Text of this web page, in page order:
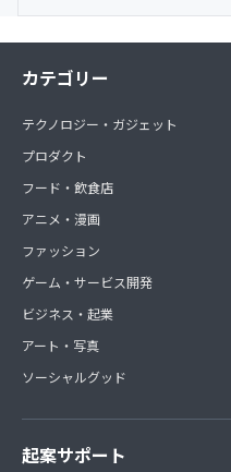
カテゴリー
テクノロジー・ガジェット
プロダクト
フード・飲食店
アニメ・漫画
ファッション
ゲーム・サービス開発
ビジネス・起業
アート・写真
ソーシャルグッド
起案サポート